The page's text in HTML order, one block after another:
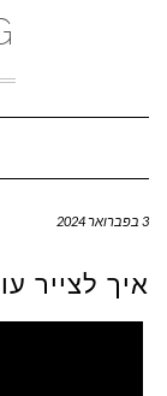
3 בפברואר 2024
איך לצייר עוגת